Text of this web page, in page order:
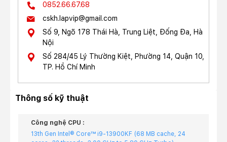
0852.66.67.68
cskh.lapvip@gmail.com
Số 9, Ngõ 178 Thái Hà, Trung Liệt, Đống Đa, Hà
Nội
Số 284/45 Lý Thường Kiệt, Phường 14, Quận 10,
TP. Hồ Chí Minh
Thông số kỹ thuật
Công nghệ CPU :
13th Gen Intel® Core™ i9-13900KF (68 MB cache, 24